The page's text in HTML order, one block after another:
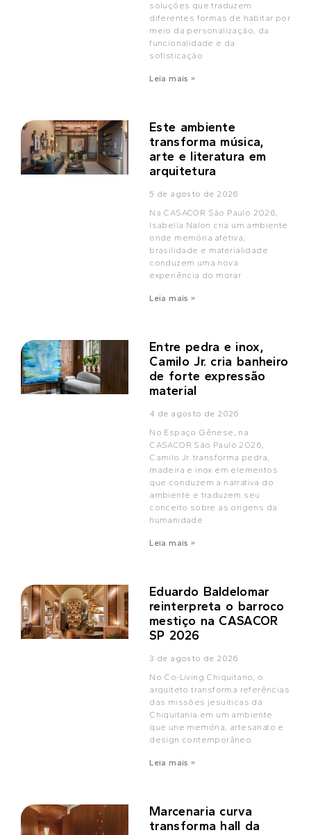
soluções que traduzem
diferentes formas de habitar por
meio da personalização, da
funcionalidade e da
sofisticação
Leia mais »
Este ambiente
transforma música,
arte e literatura em
arquitetura
5 de agosto de 2026
Na CASACOR São Paulo 2026,
Isabella Nalon cria um ambiente
onde memória afetiva,
brasilidade e materialidade
conduzem uma nova
experiência do morar
Leia mais »
Entre pedra e inox,
Camilo Jr. cria banheiro
de forte expressão
material
4 de agosto de 2026
No Espaço Gênese, na
CASACOR São Paulo 2026,
Camilo Jr. transforma pedra,
madeira e inox em elementos
que conduzem a narrativa do
ambiente e traduzem seu
conceito sobre as origens da
humanidade
Leia mais »
Eduardo Baldelomar
reinterpreta o barroco
mestiço na CASACOR
SP 2026
3 de agosto de 2026
No Co-Living Chiquitano, o
arquiteto transforma referências
das missões jesuíticas da
Chiquitania em um ambiente
que une memória, artesanato e
design contemporâneo
Leia mais »
Marcenaria curva
transforma hall da